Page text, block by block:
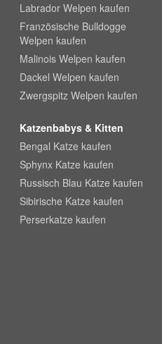
Labrador Welpen kaufen
Französische Bulldogge
Welpen kaufen
Malinois Welpen kaufen
Dackel Welpen kaufen
Zwergspitz Welpen kaufen
Katzenbabys & Kitten
Bengal Katze kaufen
Sphynx Katze kaufen
Russisch Blau Katze kaufen
Sibirische Katze kaufen
Perserkatze kaufen